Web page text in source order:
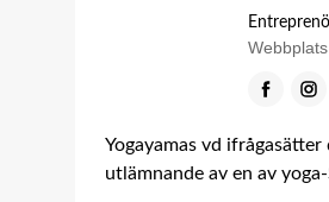
Webbplats
Facebook
Yogayamas vd
utlämnande av en av